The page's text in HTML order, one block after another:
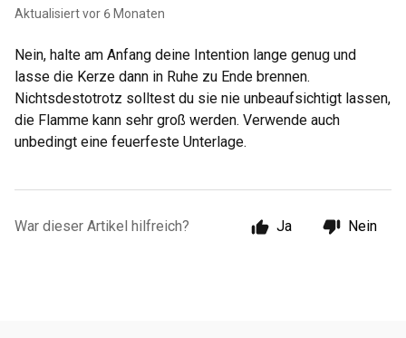
Aktualisiertvor 6 Monaten
Nein, halte am Anfang deine Intention lange genug und
lasse die Kerze dann in Ruhe zu Ende brennen.
Nichtsdestotrotz solltest du sie nie unbeaufsichtigt lassen,
die Flamme kann sehr groß werden. Verwende auch
unbedingt eine feuerfeste Unterlage.
War dieser Artikel hilfreich? Ja Nein